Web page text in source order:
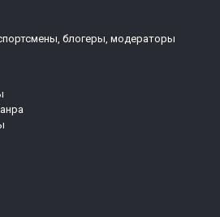
блогеры, модераторы